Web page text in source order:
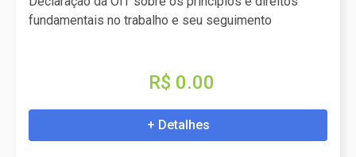
fundamentais no trabalho e seu seguimento
R$ 0.00
+ Detalhes